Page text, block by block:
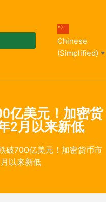
Chinese
(Simplified)
▼
亿美元！加密货
2月以来新低
破700亿美元！加密货币市
以来新低